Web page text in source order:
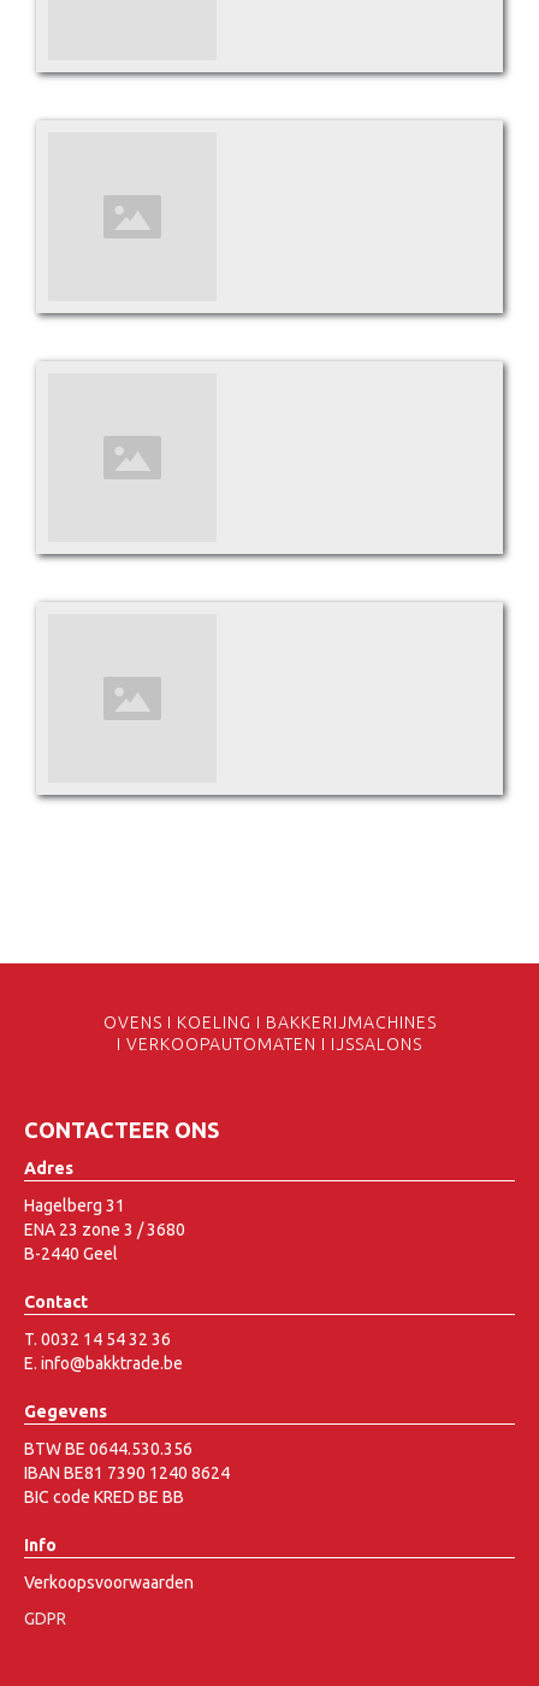
OVENS I KOELING I BAKKERIJMACHINES
I VERKOOPAUTOMATEN I IJSSALONS
CONTACTEER ONS
Adres
Hagelberg 31
ENA 23 zone 3 / 3680
B-2440 Geel
Contact
T. 0032 14 54 32 36
E. info@bakktrade.be
Gegevens
BTW BE 0644.530.356
IBAN BE81 7390 1240 8624
BIC code KRED BE BB
Info
Verkoopsvoorwaarden
GDPR